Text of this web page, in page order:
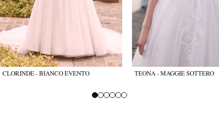
CLORINDE - BIANCO EVENTO TEONA - MAGGIE SOTTERO